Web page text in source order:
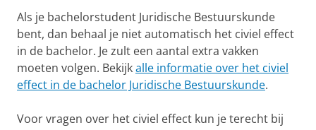
Als je bachelorstudent Juridische Bestuurskunde
bent, dan behaal je niet automatisch het civiel effect
in de bachelor. Je zult een aantal extra vakken
moeten volgen. Bekijkalle informatie over het civiel
effect in de bachelor Juridische Bestuurskunde.
Voor vragen over het civiel effect kun je terecht bij